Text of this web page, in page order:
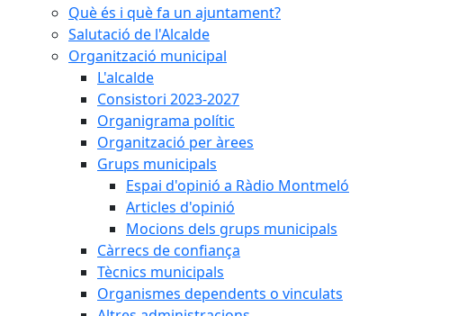
Què és i què fa un ajuntament?
Salutació de l'Alcalde
Organització municipal
L'alcalde
Consistori 2023-2027
Organigrama polític
Organització per àrees
Grups municipals
Espai d'opinió a Ràdio Montmeló
Articles d'opinió
Mocions dels grups municipals
Càrrecs de confiança
Tècnics municipals
Organismes dependents o vinculats